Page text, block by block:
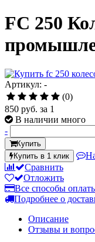
FC 250
Артикул: -
(0)
850 руб. за 1
В наличии много
-
Купить
Купить в 1 клик
Сравнить
Отложить
Все способы
Подробнее о
Описание
Отзывы и